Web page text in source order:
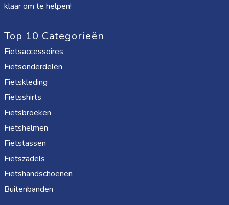
klaar om te helpen!
Top 10 Categorieën
Fietsaccessoires
Fietsonderdelen
Fietskleding
Fietsshirts
Fietsbroeken
Fietshelmen
Fietstassen
Fietszadels
Fietshandschoenen
Buitenbanden